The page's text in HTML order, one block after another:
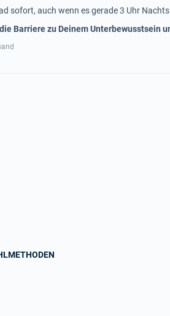
sofort, auch wenn es gerade 3 Uhr
Barriere zu Deinem Unterbewusstsein